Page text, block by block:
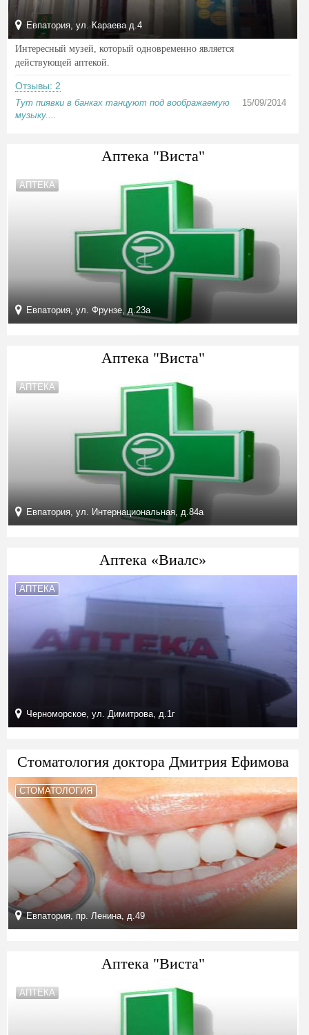
Евпатория, ул. Караева д.4
Интересный музей, который одновременно является
действующей аптекой.
Отзывы: 2
Тут пиявки в банках танцуют под воображаемую
музыку....
15/09/2014
Аптека "Виста"
АПТЕКА
Евпатория, ул. Фрунзе, д.23а
Аптека "Виста"
АПТЕКА
Евпатория, ул. Интернациональная, д.84а
Аптека «Виалс»
АПТЕКА
Черноморское, ул. Димитрова, д.1г
Стоматология доктора Дмитрия Ефимова
СТОМАТОЛОГИЯ
Евпатория, пр. Ленина, д.49
Аптека "Виста"
АПТЕКА